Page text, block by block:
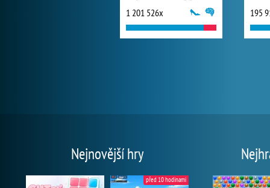
1 201 526x 195
Nejnovější hry
před 10 hodinami